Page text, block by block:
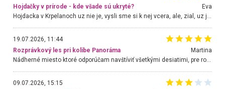
Hojdačky v prírode - kde všade sú ukryté?
Eva
Hojdacka v Krpelanoch uz nie je, vysli sme si k nej vcera, ale, zial, uz je znicena. Ak sem planujete cestu len kvoli hojdacke, mozete si ju usetrit. Krasny vyhlad je tu vsak aj bez hojdacky :-)
19.07.2026, 11:44
Rozprávkový les pri kolibe Panoráma
Martina
Nádherné miesto ktoré odporúčam navštíviť všetkými desiatimi, pre rodiny s deťmi, dôchodcom... Proste a jednoducho ozaj rozprávkový les.. určite ešte prídeme. Odniesli sme si na pamiatku krásne tričká,
09.07.2026, 15:15